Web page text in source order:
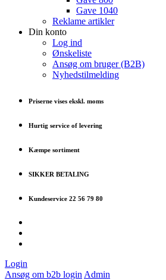
Gave 1040
Reklame artikler
Din konto
Log ind
Ønskeliste
Ansøg om bruger (B2B)
Nyhedstilmelding
Priserne vises ekskl. moms
Hurtig service of levering
Kæmpe sortiment
SIKKER BETALING
Kundeservice 22 56 79 80
Login
Ansøg om b2b login Admin